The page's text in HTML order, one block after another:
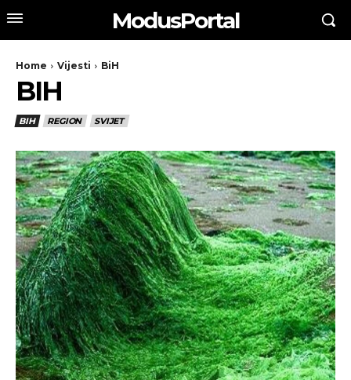
ModusPortal
Home Vijesti BiH
BIH
BIH REGION SVIJET